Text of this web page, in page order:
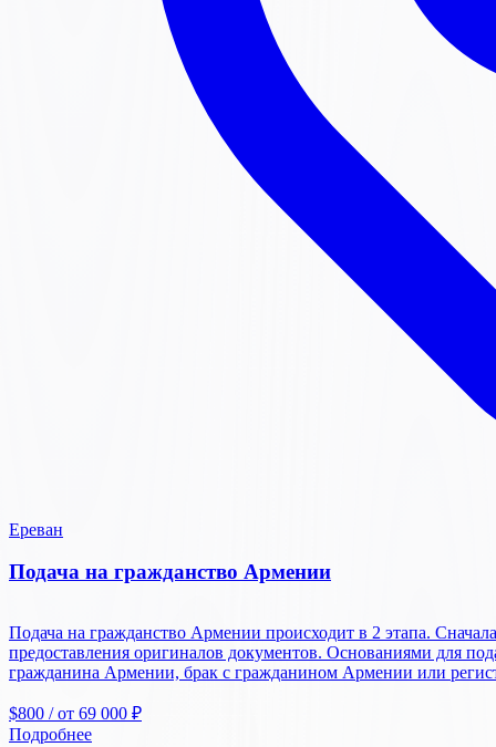
Ереван
Подача на гражданство Армении
Подача на гражданство Армении происходит в 2 этапа.
предоставления оригиналов документов. Основаниями для
гражданина Армении, брак с гражданином Армении или
$800 / от 69 000 ₽
Подробнее